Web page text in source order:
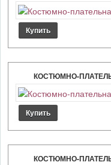
КОСТЮМНО-
КОСТЮМНО-